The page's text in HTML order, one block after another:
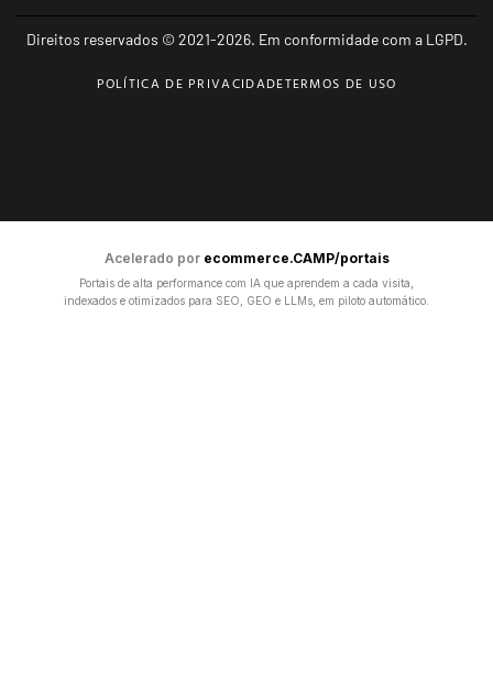
Direitos reservados © 2021-2026. Em conformidade com a LGPD.
POLÍTICA DE PRIVACIDADETERMOS DE USO
Acelerado por ecommerce.CAMP/portais
Portais de alta performance com IA que aprendem a cada visita,
indexados e otimizados para SEO, GEO e LLMs, em piloto automático.